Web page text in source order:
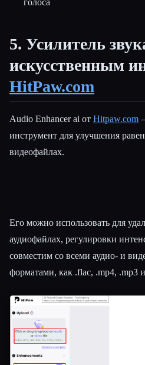
голоса
5. Усилитель
искусственным
HitPaw.com
Audio Enhancer ai от Hitpaw.com
инструмент для улучшения
видеофайлах.
Его можно использовать для
аудиофайлах, регулировки
совместим со всеми аудио- и
форматами, как .flac, .mp4, .mp3